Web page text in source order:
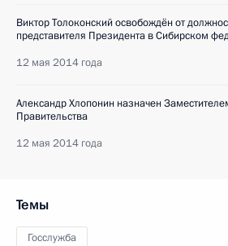
Виктор Толоконский освобождён от
представителя Президента в Сибирском
12 мая 2014 года
Александр Хлопонин назначен
Правительства
12 мая 2014 года
Темы
Госслужба